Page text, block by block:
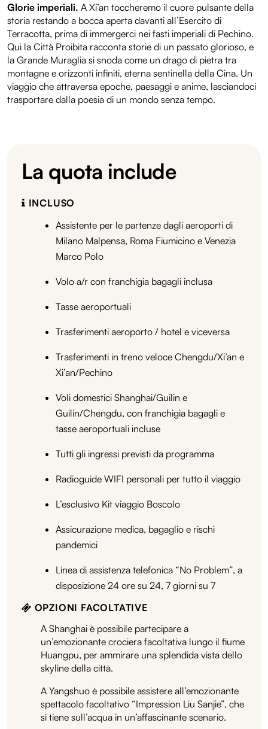
Glorie imperiali. A Xi’an toccheremo il cuore pulsante della
storia restando a bocca aperta davanti all’Esercito di
Terracotta, prima di immergerci nei fasti imperiali di Pechino.
Qui la Città Proibita racconta storie di un passato glorioso, e
la Grande Muraglia si snoda come un drago di pietra tra
montagne e orizzonti infiniti, eterna sentinella della Cina. Un
viaggio che attraversa epoche, paesaggi e anime, lasciandoci
trasportare dalla poesia di un mondo senza tempo.
La quota include
INCLUSO
Assistente per le partenze dagli aeroporti di
Milano Malpensa, Roma Fiumicino e Venezia
Marco Polo
Volo a/r con franchigia bagagli inclusa
Tasse aeroportuali
Trasferimenti aeroporto / hotel e viceversa
Trasferimenti in treno veloce Chengdu/Xi’an e
Xi’an/Pechino
Voli domestici Shanghai/Guilin e
Guilin/Chengdu, con franchigia bagagli e
tasse aeroportuali incluse
Tutti gli ingressi previsti da programma
Radioguide WIFI personali per tutto il viaggio
L’esclusivo Kit viaggio Boscolo
Assicurazione medica, bagaglio e rischi
pandemici
Linea di assistenza telefonica “No Problem”, a
disposizione 24 ore su 24, 7 giorni su 7
OPZIONI FACOLTATIVE
A Shanghai è possibile partecipare a
un’emozionante crociera facoltativa lungo il fiume
Huangpu, per ammirare una splendida vista dello
skyline della città.
A Yangshuo è possibile assistere all’emozionante
spettacolo facoltativo “Impression Liu Sanjie”, che
si tiene sull’acqua in un’affascinante scenario.